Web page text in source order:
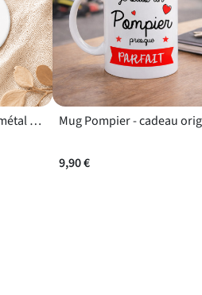
à
et
Magnet pompier en métal au diamètre de 56 mm
9,90 €